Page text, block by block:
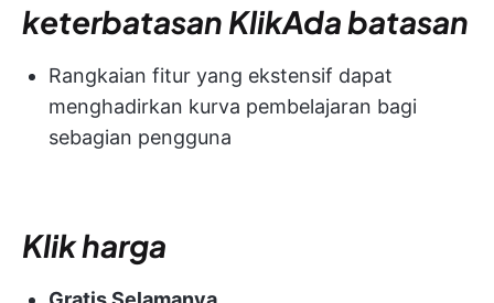
keterbatasan KlikAda batasan
Rangkaian fitur yang ekstensif dapat
menghadirkan kurva pembelajaran bagi
sebagian pengguna
Klik harga